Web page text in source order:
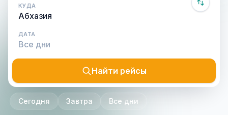
КУДА
ДАТА
Найти рейсы
Сегодня Завтра Все дни